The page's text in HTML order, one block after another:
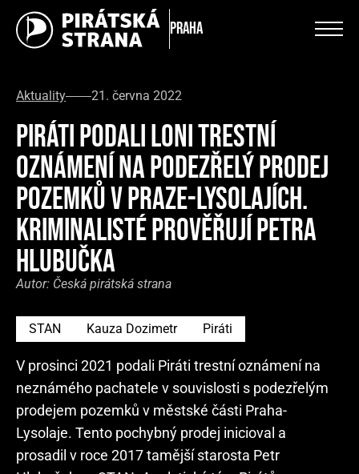
Praha
Aktuality 21. června 2022
PIRÁTI PODALI LONI TRESTNÍ
OZNÁMENÍ NA PODEZŘELÝ PRODEJ
POZEMKŮ V PRAZE-LYSOLAJÍCH.
KRIMINALISTÉ PROVĚŘUJÍ PETRA
HLUBUČKA
Autor: Česká pirátská strana
STAN Kauza Dozimetr Piráti
V prosinci 2021 podali Piráti trestní oznámení na
neznámého pachatele v souvislosti s podezřelým
prodejem pozemků v městské části Praha-
Lysolaje. Tento pochybný prodej inicioval a
prosadil v roce 2017 tamější starosta Petr